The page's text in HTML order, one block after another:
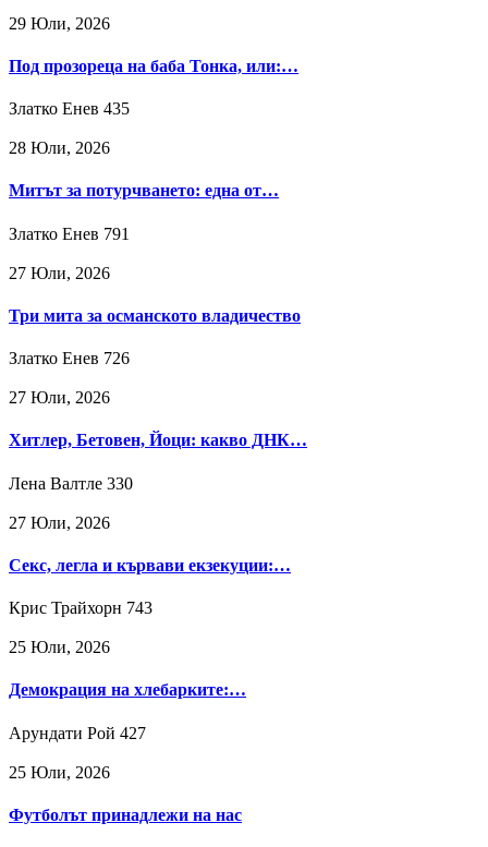
29 Юли, 2026
Под прозореца на баба Тонка, или:…
Златко Енев 435
28 Юли, 2026
Митът за потурчването: една от…
Златко Енев 791
27 Юли, 2026
Три мита за османското владичество
Златко Енев 726
27 Юли, 2026
Хитлер, Бетовен, Йоци: какво ДНК…
Лена Валтле 330
27 Юли, 2026
Секс, легла и кървави екзекуции:…
Крис Трайхорн 743
25 Юли, 2026
Демокрация на хлебарките:…
Арундати Рой 427
25 Юли, 2026
Футболът принадлежи на нас